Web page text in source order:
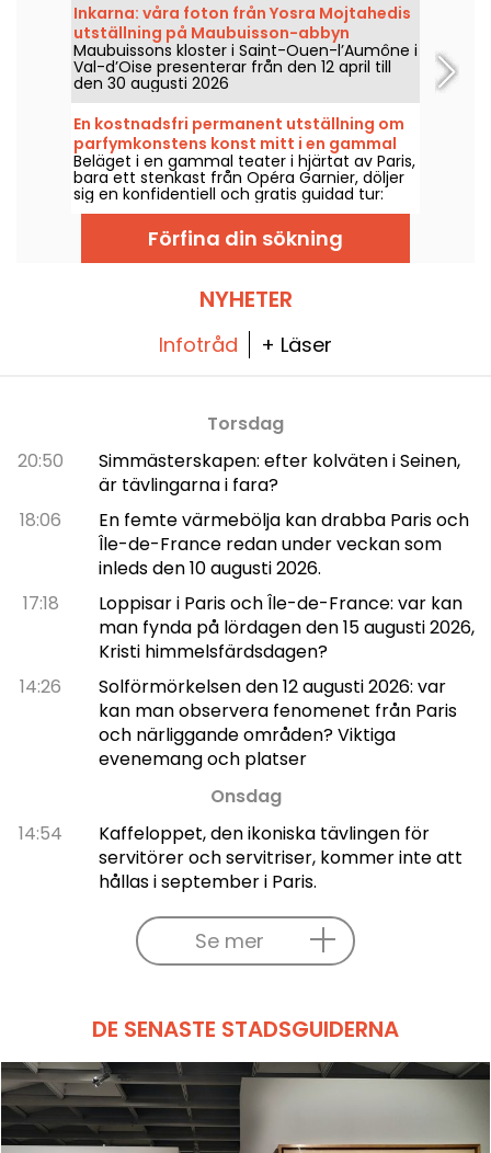
Inkarna: våra foton från Yosra Mojtahedis
utställning på Maubuisson-abbyn
Maubuissons kloster i Saint-Ouen-l’Aumône i
Val-d’Oise presenterar från den 12 april till
den 30 augusti 2026
samtidskonstutställningen Inkarna – de
sakrala metamorfoserna, ledd av Yosra
Mojtahedi tillsammans med Elsa Guillaume
och Magdalena Abakanowicz. I detta
program möter det heliga, kroppen,
materien och livets förvandlingar ett samtal
inom en bevarad plats ägnad åt samtida
skapande.
En kostnadsfri permanent utställning om
parfymkonstens konst mitt i en gammal
parisisk teater
Beläget i en gammal teater i hjärtat av Paris,
bara ett stenkast från Opéra Garnier, döljer
sig en konfidentiell och gratis guidad tur:
Théâtre du Parfum, ett litet historiskt
museum ägnat åt konsten parfym. Vi
berättar mer!Förfina din sökning
NYHETER
Infotråd + Läser
Torsdag
20:50
Simmästerskapen: efter kolväten i Seinen,
är tävlingarna i fara?
18:06
En femte värmebölja kan drabba Paris och
Île-de-France redan under veckan som
inleds den 10 augusti 2026.
17:18
Loppisar i Paris och Île-de-France: var kan
man fynda på lördagen den 15 augusti 2026,
Kristi himmelsfärdsdagen?
14:26
Solförmörkelsen den 12 augusti 2026: var
kan man observera fenomenet från Paris
och närliggande områden? Viktiga
evenemang och platser
Onsdag
14:54
Kaffeloppet, den ikoniska tävlingen för
servitörer och servitriser, kommer inte att
hållas i september i Paris.
Se mer
DE SENASTE STADSGUIDERNA